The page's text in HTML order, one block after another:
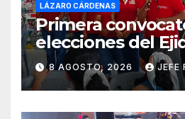
LÁZARO CÁRDENAS
Primera
elecciones del
Ocampo en
el domingo
8 AGOSTO, 2026 JEFE